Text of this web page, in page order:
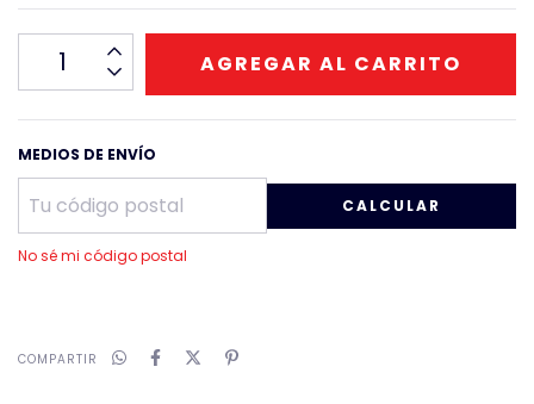
MEDIOS DE ENVÍO
CALCULAR
No sé mi código postal
COMPARTIR